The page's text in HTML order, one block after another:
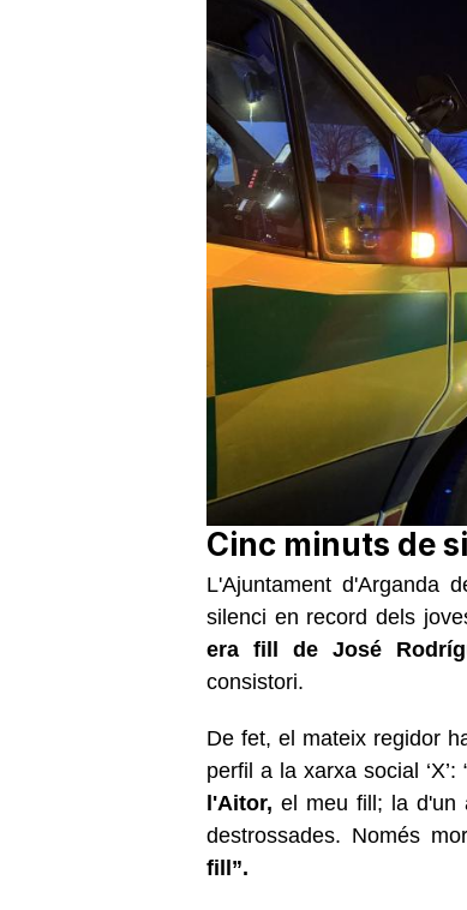
Cinc minuts de
L'Ajuntament d'Arganda
silenci en record dels
era fill de José
consistori.
De fet, el mateix regidor
perfil a la xarxa social ‘X’:
l'Aitor, el meu fill; la d'un
destrossades. Només
fill”.